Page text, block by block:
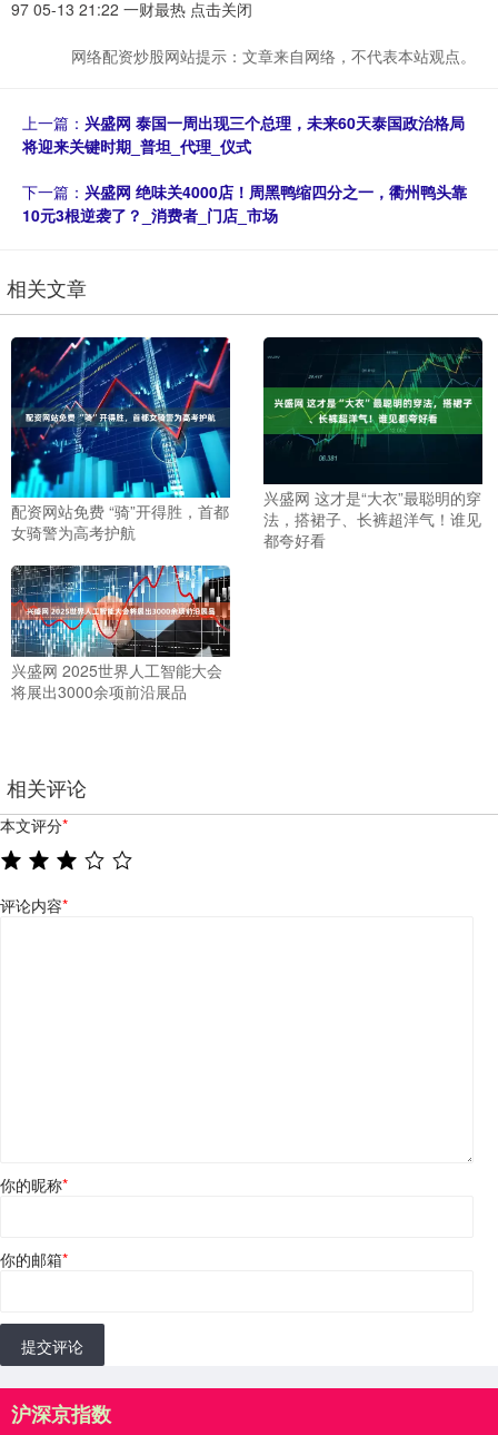
97 05-13 21:22 一财最热 点击关闭
网络配资炒股网站提示：文章来自网络，不代表本站观点。
上一篇： 兴盛网 泰国一周出现三个总理，未来60天泰国政治格局
将迎来关键时期_普坦_代理_仪式
下一篇： 兴盛网 绝味关4000店！周黑鸭缩四分之一，衢州鸭头靠
10元3根逆袭了？_消费者_门店_市场
相关文章
配资网站免费 “骑”开得胜，首都
女骑警为高考护航
兴盛网 这才是“大衣”最聪明的穿
法，搭裙子、长裤超洋气！谁见
都夸好看
兴盛网 2025世界人工智能大会
将展出3000余项前沿展品
相关评论
本文评分*
评论内容*
你的昵称*
你的邮箱*
提交评论
沪深京指数